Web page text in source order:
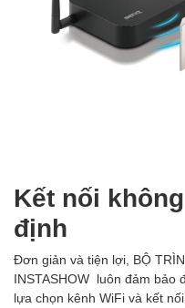
Kết nối
định
Đơn giản và tiện lợi, BỘ
INSTASHOW luôn đảm bảo
lựa chọn kênh WiFi và kết